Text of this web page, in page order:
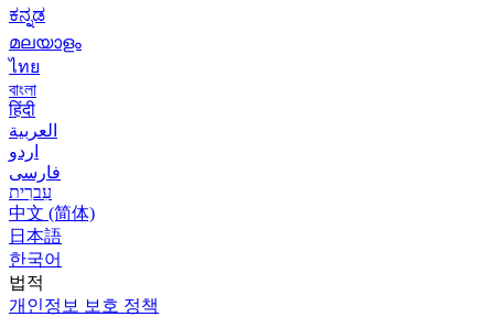
ಕನ್ನಡ
മലയാളം
ไทย
বাংলা
हिंदी
العربية
اردو
فارسی
עִברִית
中文 (简体)
日本語
한국어
법적
개인정보 보호 정책